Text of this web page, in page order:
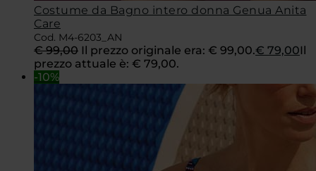
Costume da Bagno intero donna Genua Anita
Care
Cod. M4-6203_AN
€99,00 Il prezzo originale era: € 99,00.€ 79,00Il
prezzo attuale è: € 79,00.
-10%